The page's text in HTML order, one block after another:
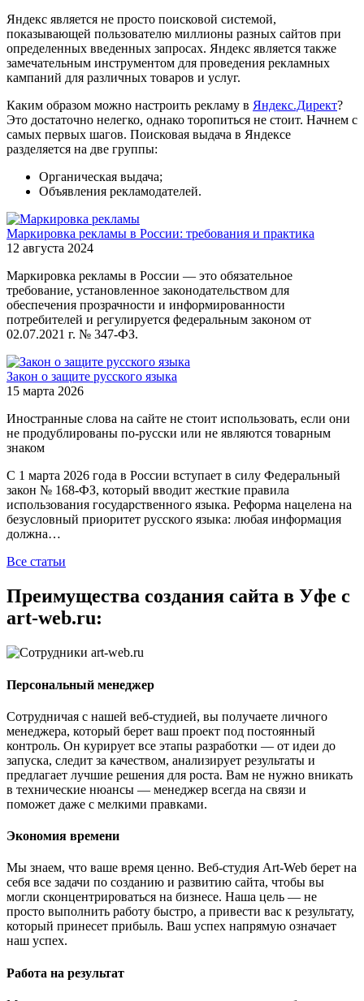
Яндекс является не просто поисковой системой,
показывающей пользователю миллионы разных сайтов при
определенных введенных запросах. Яндекс является также
замечательным инструментом для проведения рекламных
кампаний для различных товаров и услуг.
Каким образом можно настроить рекламу в Яндекс.Директ?
Это достаточно нелегко, однако торопиться не стоит. Начнем с
самых первых шагов. Поисковая выдача в Яндексе
разделяется на две группы:
Органическая выдача;
Объявления рекламодателей.
Маркировка рекламы в России: требования и практика
12 августа 2024
Маркировка рекламы в России — это обязательное
требование, установленное законодательством для
обеспечения прозрачности и информированности
потребителей и регулируется федеральным законом от
02.07.2021 г. № 347-ФЗ.
Закон о защите русского языка
15 марта 2026
Иностранные слова на сайте не стоит использовать, если они
не продублированы по-русски или не являются товарным
знаком
С 1 марта 2026 года в России вступает в силу Федеральный
закон № 168-ФЗ, который вводит жесткие правила
использования государственного языка. Реформа нацелена на
безусловный приоритет русского языка: любая информация
должна…
Все статьи
Преимущества создания сайта в Уфе с
art-web.ru:
Персональный менеджер
Сотрудничая с нашей веб-студией, вы получаете личного
менеджера, который берет ваш проект под постоянный
контроль. Он курирует все этапы разработки — от идеи до
запуска, следит за качеством, анализирует результаты и
предлагает лучшие решения для роста. Вам не нужно вникать
в технические нюансы — менеджер всегда на связи и
поможет даже с мелкими правками.
Экономия времени
Мы знаем, что ваше время ценно. Веб-студия Art-Web берет на
себя все задачи по созданию и развитию сайта, чтобы вы
могли сконцентрироваться на бизнесе. Наша цель — не
просто выполнить работу быстро, а привести вас к результату,
который принесет прибыль. Ваш успех напрямую означает
наш успех.
Работа на результат